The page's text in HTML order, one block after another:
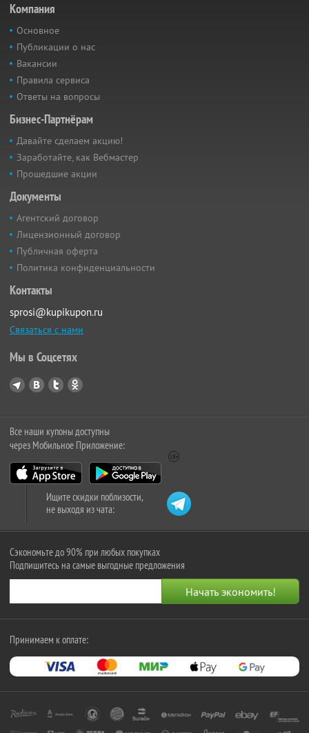
Компания
Основное
Публикации о нас
Вакансии
Правила сервиса
Ответы на вопросы
Бизнес-Партнёрам
Давайте сделаем акцию!
Заработайте, как Вебмастер
Прошедшие акции
Документы
Агентский договор
Лицензионный договор
Публичная оферта
Политика конфиденциальности
Контакты
sprosi@kupikupon.ru
Связаться с нами
Мы в Соцсетях
Все наши купоны доступны
через Мобильное Приложение:
Ищите скидки поблизости,
не выходя из чата:
Сэкономьте до 90% при любых покупках
Подпишитесь на самые выгодные предложения
Принимаем к оплате: